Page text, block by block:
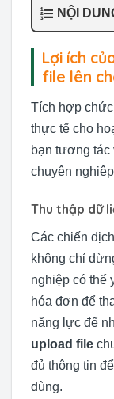
NỘI
Lợi ích
file lên
Tích hợp
thực tế cho
bạn tương tác
chuyên
Thu thập dữ
Các chiến
không chỉ
nghiệp có thể
hóa đơn để
năng lực để
upload file
đủ thông tin
dùng.